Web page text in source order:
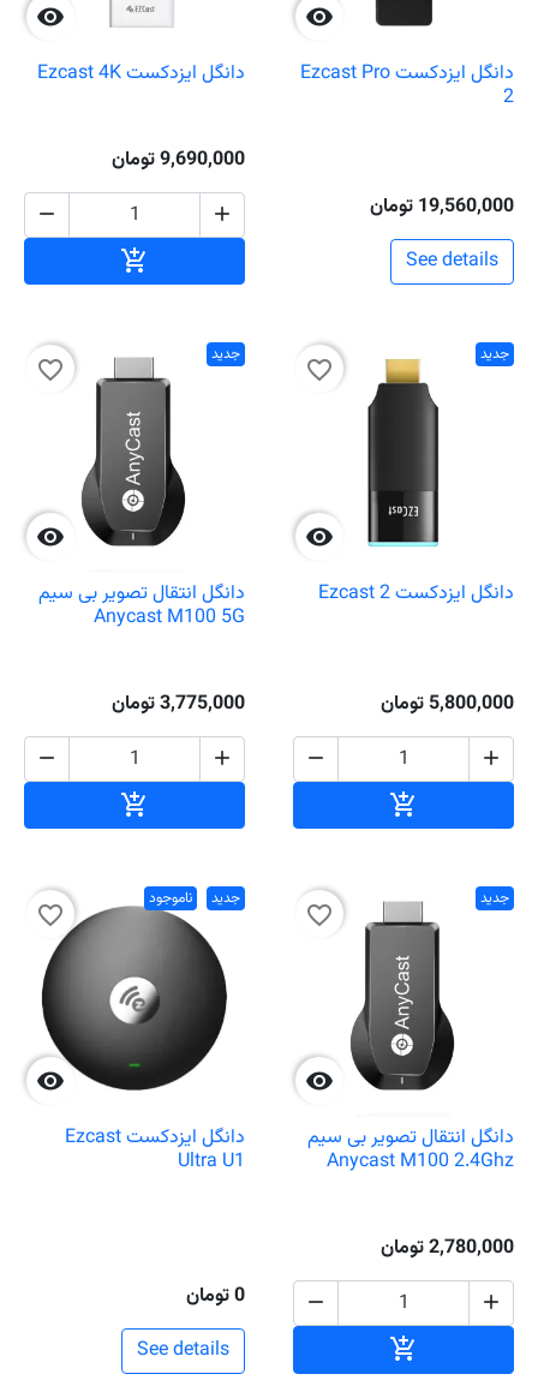

دانگل ایزدکست Ezcast Pro
2
19,560,000 تومان
See details

دانگل ایزدکست Ezcast 4K
9,690,000 تومان



جدید

favorite_border
دانگل ایزدکست Ezcast 2
5,800,000 تومان



جدید

favorite_border
دانگل انتقال تصویر بی سیم
Anycast M100 5G
3,775,000 تومان



جدید

favorite_border
دانگل انتقال تصویر بی سیم
Anycast M100 2.4Ghz
2,780,000 تومان



جدید ناموجود

favorite_border
دانگل ایزدکست Ezcast
Ultra U1
0 تومان
See details